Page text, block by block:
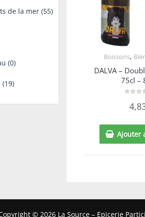
Boissons,
DALVA –
75cl –
sur
Ajouter
de la mer (55)
(0)
(19)
© 2026 La Source – Epicerie